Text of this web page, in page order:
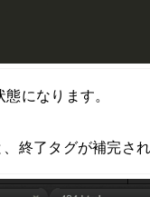
になります。
終了タグが補完され